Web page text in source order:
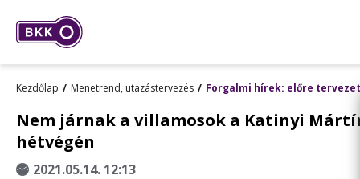
Kezdőlap Menetrend, utazástervezés Forgalmi hírek: előre
Nem járnak a villamosok a Katinyi
hétvégén
2021.05.14. 12:13